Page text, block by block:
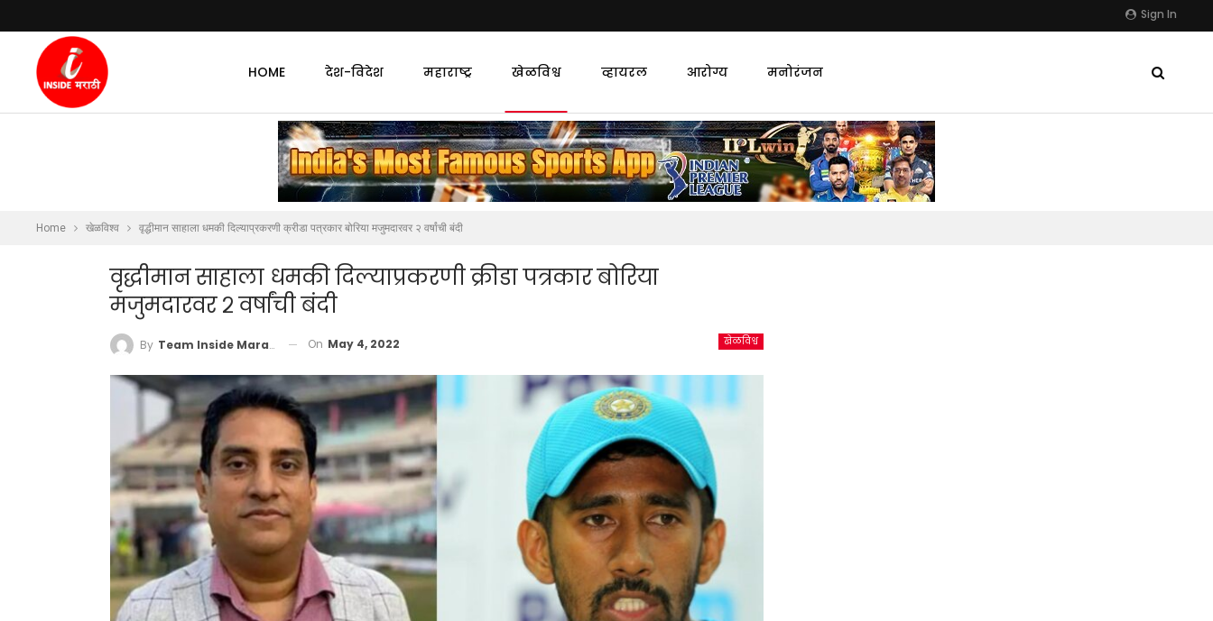
Sign In
HOME देश-विदेश महाराष्ट्र खेळविश्व व्हायरल आरोग्य मनोरंजन
Home खेळविश्व वृद्धीमान साहाला धमकी दिल्याप्रकरणी क्रीडा पत्रकार बोरिया मजुमदारवर २ वर्षांची बंदी
वृद्धीमान साहाला धमकी दिल्याप्रकरणी क्रीडा पत्रकार बोरिया
मजुमदारवर २ वर्षांची बंदी
खेळविश्व
By Team Inside Marathi On May 4, 2022